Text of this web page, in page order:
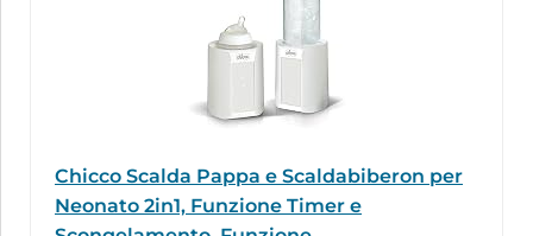
Chicco Scalda Pappa e Scaldabiberon per
Neonato 2in1, Funzione Timer e